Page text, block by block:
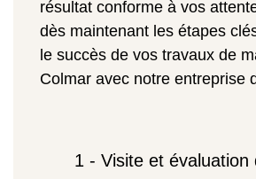
résultat conforme à vos
dès maintenant les étapes
le succès de vos travaux de
Colmar avec notre entreprise
1 - Visite et évaluation